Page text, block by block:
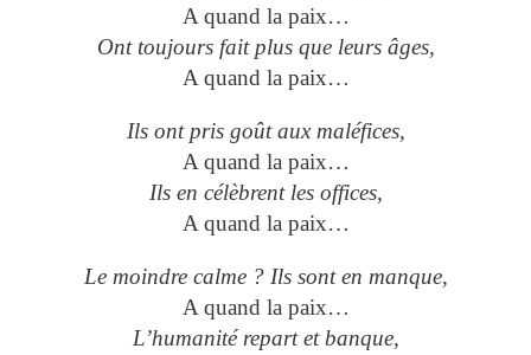
A quand la paix…
Ont toujours fait plus que leurs âges,
A quand la paix…
Ils ont pris goût aux maléfices,
A quand la paix…
Ils en célèbrent les offices,
A quand la paix…
Le moindre calme ? Ils sont en manque,
A quand la paix…
L’humanité repart et banque,